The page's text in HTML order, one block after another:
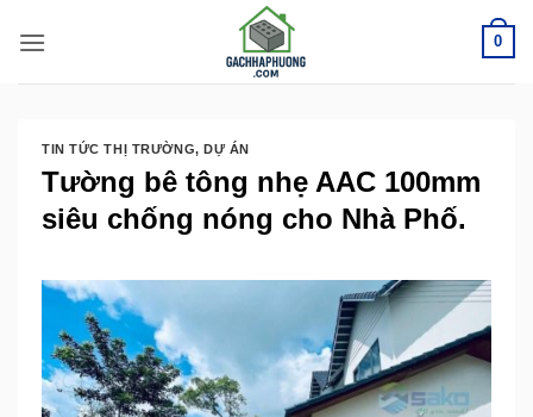
qua
nội
0
TIN TỨC THỊ TRƯỜNG,DỰ ÁN
Tường bê tông nhẹ AAC 100mm
siêu chống nóng cho Nhà Phố.